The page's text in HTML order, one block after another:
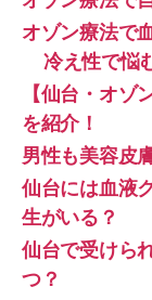
オゾン療法で
冷え性で悩
【仙台・オゾ
を紹介！
男性も美容皮
仙台には血液
生がいる？
仙台で受けら
つ？